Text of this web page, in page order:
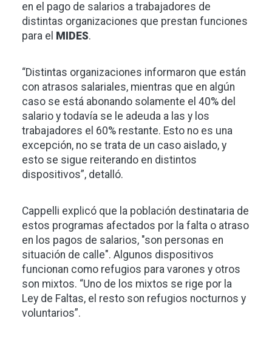
en el pago de salarios a trabajadores de
distintas organizaciones que prestan funciones
para el
MIDES.
“Distintas organizaciones informaron que están
con atrasos salariales, mientras que en algún
caso se está abonando solamente el 40% del
salario y todavía se le adeuda a las y los
trabajadores el 60% restante. Esto no es una
excepción, no se trata de un caso aislado, y
esto se sigue reiterando en distintos
dispositivos”, detalló.
Cappelli explicó que la población destinataria de
estos programas afectados por la falta o atraso
en los pagos de salarios, "son personas en
situación de calle". Algunos dispositivos
funcionan como refugios para varones y otros
son mixtos. “Uno de los mixtos se rige por la
Ley de Faltas, el resto son refugios nocturnos y
voluntarios”.